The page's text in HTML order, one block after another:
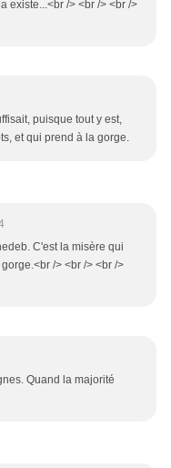
existe...<br /> <br /> <br />
puisque tout y est,
et qui prend à la gorge.
C'est la misère qui
/> <br /> <br />
Quand la majorité